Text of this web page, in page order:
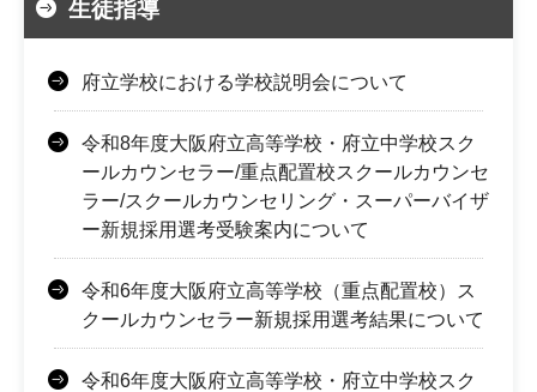
生徒指導
府立学校における学校説明会について
令和8年度大阪府立高等学校・府立中学校スク
ールカウンセラー/重点配置校スクールカウンセ
ラー/スクールカウンセリング・スーパーバイザ
ー新規採用選考受験案内について
令和6年度大阪府立高等学校（重点配置校）ス
クールカウンセラー新規採用選考結果について
令和6年度大阪府立高等学校・府立中学校スク